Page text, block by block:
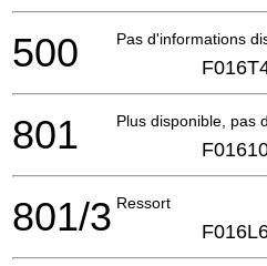
Pas d'informations
500
Plus disponible, pas
801
Ressort
801/3